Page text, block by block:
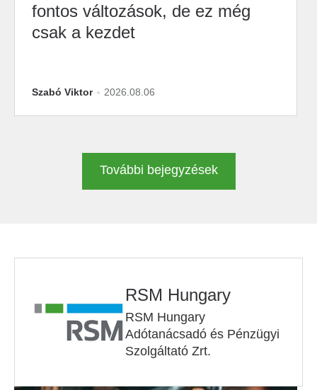
fontos változások, de ez még
csak a kezdet
Szabó Viktor 2026.08.06
További bejegyzések
RSM Hungary
RSM Hungary
Adótanácsadó és Pénzügyi
Szolgáltató Zrt.